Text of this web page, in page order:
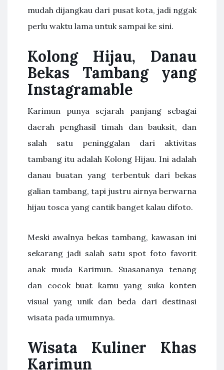
mudah dijangkau dari pusat kota, jadi nggak
perlu waktu lama untuk sampai ke sini.
Kolong Hijau, Danau
Bekas Tambang yang
Instagramable
Karimun punya sejarah panjang sebagai
daerah penghasil timah dan bauksit, dan
salah satu peninggalan dari aktivitas
tambang itu adalah Kolong Hijau. Ini adalah
danau buatan yang terbentuk dari bekas
galian tambang, tapi justru airnya berwarna
hijau tosca yang cantik banget kalau difoto.
Meski awalnya bekas tambang, kawasan ini
sekarang jadi salah satu spot foto favorit
anak muda Karimun. Suasananya tenang
dan cocok buat kamu yang suka konten
visual yang unik dan beda dari destinasi
wisata pada umumnya.
Wisata Kuliner Khas
Karimun